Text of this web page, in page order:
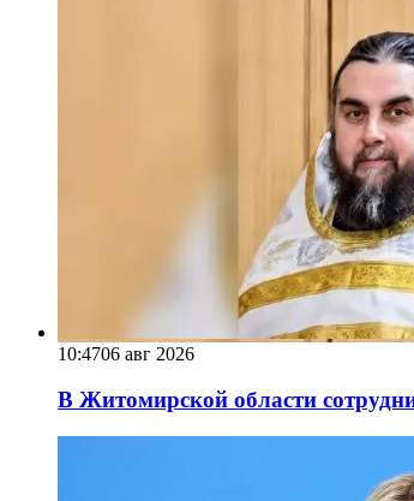
10:4706 авг 2026
В Житомирской области